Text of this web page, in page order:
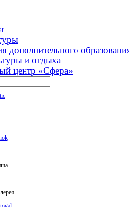
дополнительного
и отдыха
центр «Сфера»